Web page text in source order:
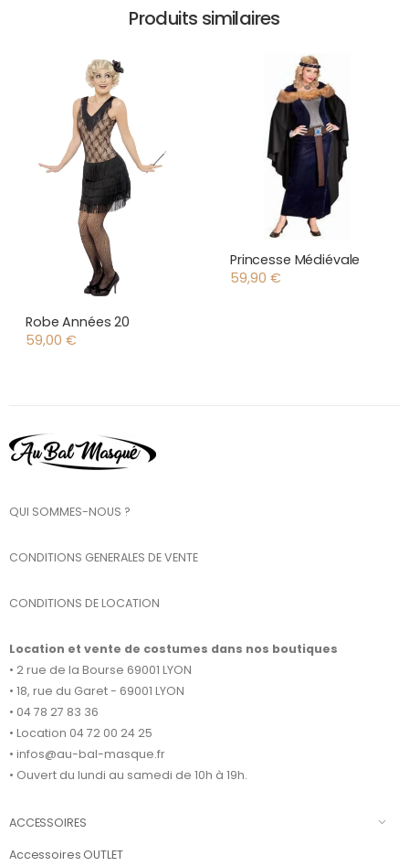
Produits similaires
Robe Années 20
59,00 €
Princesse Médiévale
59,90 €
QUI SOMMES-NOUS ?
CONDITIONS GENERALES DE VENTE
CONDITIONS DE LOCATION
Location et vente de costumes dans nos boutiques
• 2 rue de la Bourse 69001 LYON
• 18, rue du Garet - 69001 LYON
• 04 78 27 83 36
• Location 04 72 00 24 25
• infos@au-bal-masque.fr
• Ouvert du lundi au samedi de 10h à 19h.
ACCESSOIRES
Accessoires OUTLET